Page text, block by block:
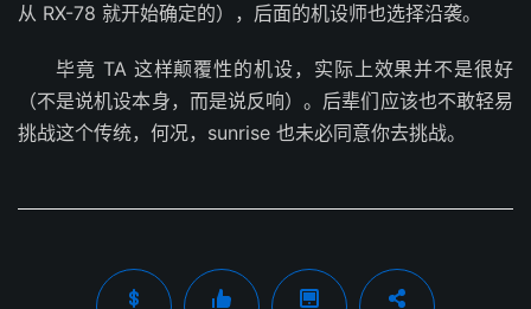
从 RX-78 就开始确定的），后面的机设师也选择沿袭。
毕竟 TA 这样颠覆性的机设，实际上效果并不是很好
（不是说机设本身，而是说反响）。后辈们应该也不敢轻易
挑战这个传统，何况，sunrise 也未必同意你去挑战。